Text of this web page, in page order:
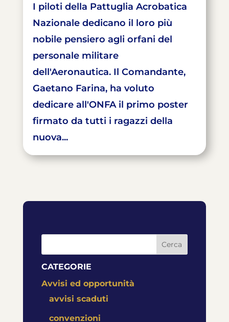
I piloti della Pattuglia Acrobatica
Nazionale dedicano il loro più
nobile pensiero agli orfani del
personale militare
dell'Aeronautica. Il Comandante,
Gaetano Farina, ha voluto
dedicare all'ONFA il primo poster
firmato da tutti i ragazzi della
nuova...
Cerca
CATEGORIE
Avvisi ed opportunità
avvisi scaduti
convenzioni